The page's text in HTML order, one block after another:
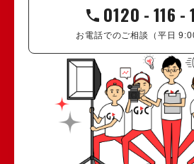
0120 -116 -
お電話でのご相談（平日